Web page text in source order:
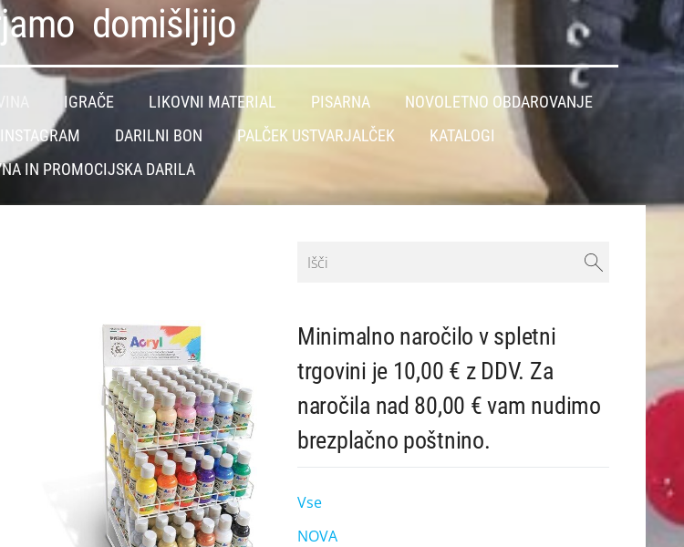
domišljijo
IGRAČE LIKOVNI MATERIAL PISARNA
NOVOLETNO OBDAROVANJE
INSTAGRAM DARILNI BON PALČEK USTVARJALČEK
KATALOGI
IN PROMOCIJSKA DARILA
Minimalno naročilo v spletni
trgovini je 10,00 € z DDV. Za
naročila nad 80,00 € vam nudimo
brezplačno poštnino.
Vse
NOVA